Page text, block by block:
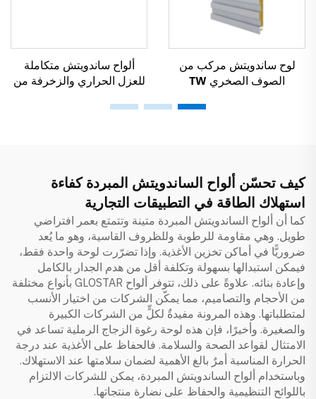
لوح ساندويتش مركب من
الصوف الصخري TW
ألواح ساندويتش متكاملة
للعزل الحراري والزخرفة من
كيف تحسّن ألواح الساندويتش المبردة كفاءة
استهلاك الطاقة في التطبيقات التجارية
كما أن ألواح الساندويتش المبردة متينة وتتمتع بعمر افتراضي
طويل. وهي مقاومة للرطوبة وللظروف القاسية، وهو ما يُعد
ضروريًّا في أماكن تخزين الأغذية. وإذا تضرّرت لوحة واحدة فقط،
فيمكن استبدالها بسهولة وتكلفة أقل من هدم الجدار بالكامل
وإعادة بنائه. علاوةً على ذلك، تتوفر ألواح GLOSTAR بأنواع مختلفة
من الأحجام والتصاميم، مما يمكّن الشركات من اختيار الأنسب
لمتطلباتها. وهذه المرونة مفيدةٌ لكلٍّ من الشركات الكبيرة
والصغيرة. وأخيرًا، فإن هذه لوحة رغوة الزجاج الرملية تساعد في
الامتثال لقواعد الصحة والسلامة. فالحفاظ على الأغذية عند درجة
الحرارة المناسبة أمرٌ بالغ الأهمية لضمان سلامتها عند الاستهلاك.
وباستخدام ألواح الساندويتش المبردة، يمكن للشركات الالتزام
باللوائح التنظيمية والحفاظ على نضارة منتجاتها.